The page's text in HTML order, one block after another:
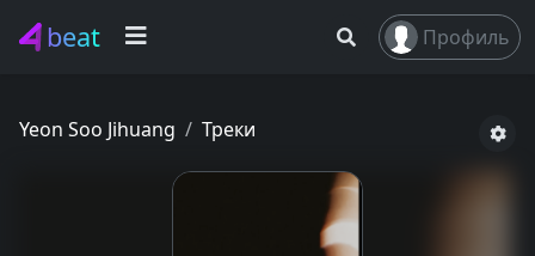
beat Профиль
Yeon Soo Jihuang Треки